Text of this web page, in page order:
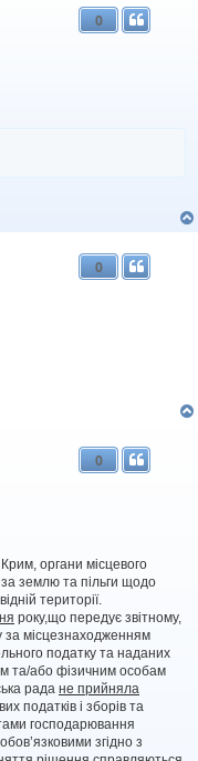
0
0
0
органи місцевого
землю та пільги щодо
території.
року,що передує звітному,
за місцезнаходженням
податку та наданих
та/або фізичним особам
рада не прийняла
податків і зборів та
господарювання
згідно з